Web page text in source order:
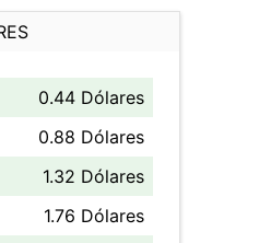
0.44 Dólares
0.88 Dólares
1.32 Dólares
1.76 Dólares